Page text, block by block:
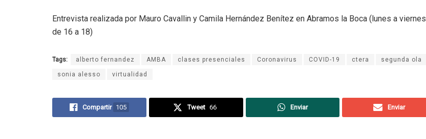
Entrevista realizada por Mauro Cavallin y Camila Hernández Benítez en Abramos la Boca (lunes a viernes
de 16 a 18)
Tags: alberto fernandez AMBA clases presenciales Coronavirus COVID-19 ctera segunda ola
sonia alesso virtualidad
Compartir 105 Tweet 66 Enviar Enviar